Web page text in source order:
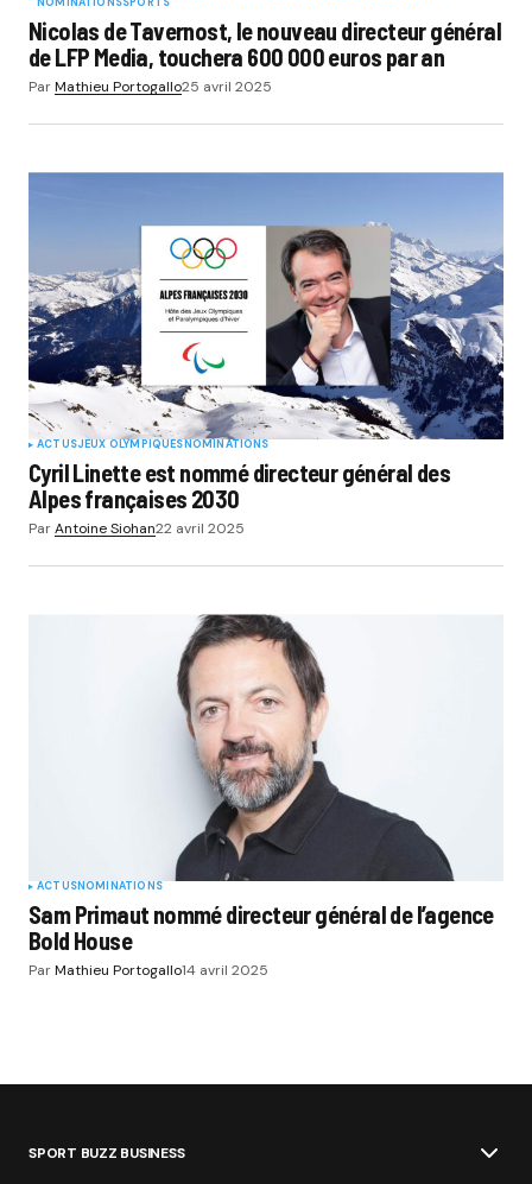
Nicolas de Tavernost, le nouveau directeur général
de LFP Media, touchera 600 000 euros par an
ParMathieu Portogallo25 avril 2025
ACTUSJEUX OLYMPIQUESNOMINATIONS
Cyril Linette est nommé directeur général des
Alpes françaises 2030
ParAntoine Siohan22 avril 2025
ACTUSNOMINATIONS
Sam Primaut nommé directeur général de l’agence
Bold House
ParMathieu Portogallo14 avril 2025
SPORT BUZZ BUSINESS